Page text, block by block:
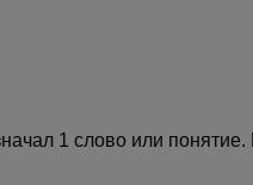
1 слово или